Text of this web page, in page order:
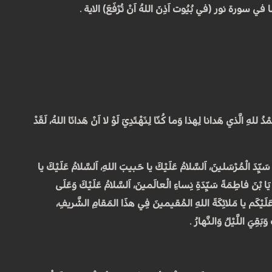
في سورة نور (في بُيُوت اَذِنَ اللهُ اَنْ تُرْفَعَ) الاية .
الَّذي هَدانا لِهذا وَما كُنّا لِنَهْتَدِيَ لَوْ لا اَنْ هَدانَا اللهُ، لَقَدْ
سَيِّدَ الْمُرْسَلينَ، اَلسَّلامُ عَلَيْكَ يا حَبيبَ اللهِ، اَلسَّلامُ عَلَيْكَ يا
يَا بْنَ فاطِمَةَ سَيِّدَةِ نِساءِ الْعالَمينَ، اَلسَّلامُ عَلَيْكَ وَعَلَى
يا مَلائِكَةَ اللهِ المُقيمينَ فِي هذَا المَقامِ الشَّريفِ،
اللَّيْلُ وَالنَّهارُ .